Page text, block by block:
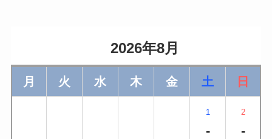
                    2026年8月
月 火 水 木 金 土 日
1
-
2
-